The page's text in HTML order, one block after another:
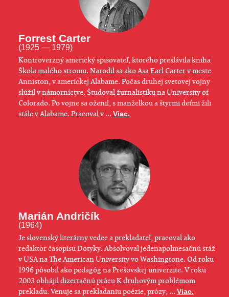
Forrest Carter
(1925 — 1979)
Kontroverzný americký spisovateľ, ktorého preslávila kniha
Škola malého stromu. Narodil sa ako Asa Earl Carter v meste
Anniston, v americkej Alabame. Počas druhej svetovej vojny
slúžil v námorníctve. Študoval žurnalistiku na University of
Colorado. Po vojne sa oženil, s manželkou a štyrmi deťmi žili
stále v Alabame. Pracoval v ...Viac.
Marián Andričík
(1964)
Je slovenský literárny vedec a prekladateľ, pracoval ako
redaktor časopisu Dotyky. Absolvoval jedenapolmesačnú stáž
v USA na The American University vo Washingtone. Od roku
1996 pôsobil ako pedagóg na Prešovskej univerzite. V roku
2003 obhájil dizertačnú prácu K druhovým problémom
prekladu. Venuje sa prekladaniu poézie, prózy, ...Viac.